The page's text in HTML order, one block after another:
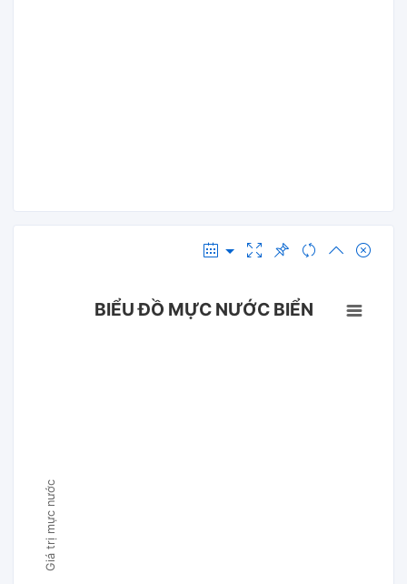
Giá trị mực nước
BIỂU ĐỒ MỰC NƯỚC BIỂN